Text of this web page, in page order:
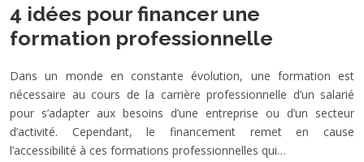
4 idées pour financer une
formation professionnelle
Dans un monde en constante évolution, une formation est
nécessaire au cours de la carrière professionnelle d’un salarié
pour s’adapter aux besoins d’une entreprise ou d’un secteur
d’activité. Cependant, le financement remet en cause
l’accessibilité à ces formations professionnelles qui…